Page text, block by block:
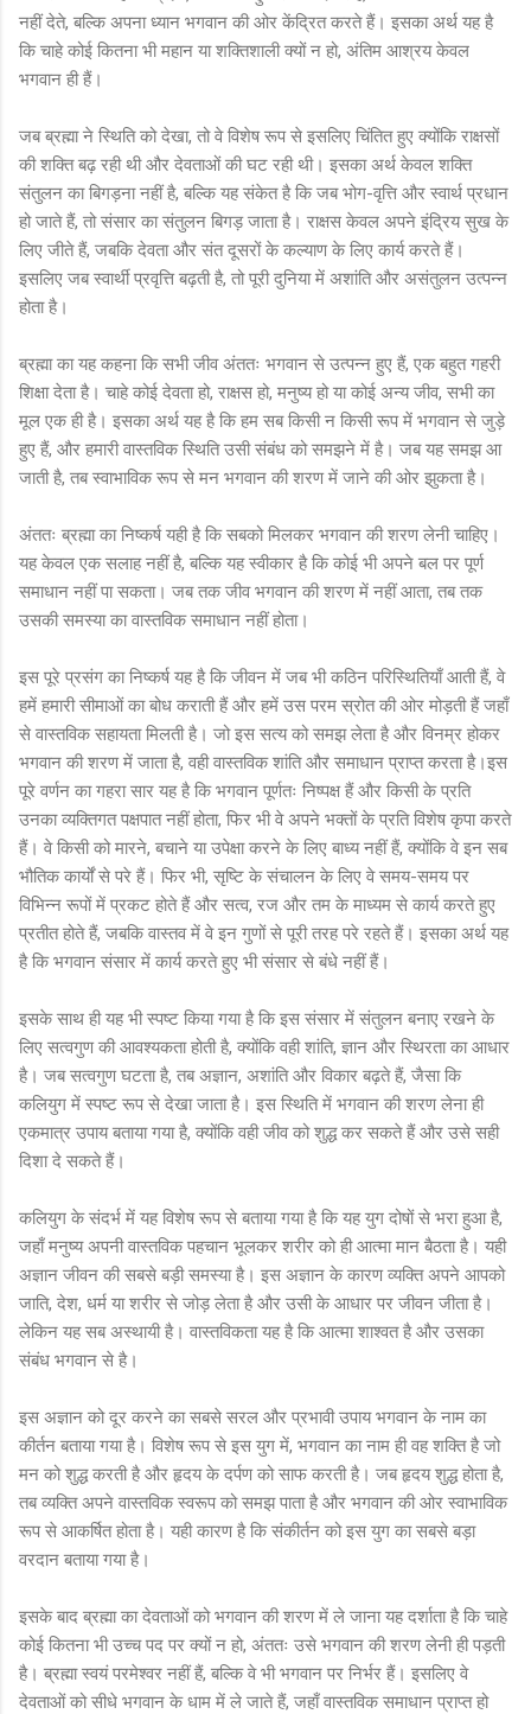
नहीं देते, बल्कि अपना ध्यान भगवान की ओर केंद्रित करते हैं। इसका अर्थ यह है
कि चाहे कोई कितना भी महान या शक्तिशाली क्यों न हो, अंतिम आश्रय केवल
भगवान ही हैं।
जब ब्रह्मा ने स्थिति को देखा, तो वे विशेष रूप से इसलिए चिंतित हुए क्योंकि राक्षसों
की शक्ति बढ़ रही थी और देवताओं की घट रही थी। इसका अर्थ केवल शक्ति
संतुलन का बिगड़ना नहीं है, बल्कि यह संकेत है कि जब भोग-वृत्ति और स्वार्थ प्रधान
हो जाते हैं, तो संसार का संतुलन बिगड़ जाता है। राक्षस केवल अपने इंद्रिय सुख के
लिए जीते हैं, जबकि देवता और संत दूसरों के कल्याण के लिए कार्य करते हैं।
इसलिए जब स्वार्थी प्रवृत्ति बढ़ती है, तो पूरी दुनिया में अशांति और असंतुलन उत्पन्न
होता है।
ब्रह्मा का यह कहना कि सभी जीव अंततः भगवान से उत्पन्न हुए हैं, एक बहुत गहरी
शिक्षा देता है। चाहे कोई देवता हो, राक्षस हो, मनुष्य हो या कोई अन्य जीव, सभी का
मूल एक ही है। इसका अर्थ यह है कि हम सब किसी न किसी रूप में भगवान से जुड़े
हुए हैं, और हमारी वास्तविक स्थिति उसी संबंध को समझने में है। जब यह समझ आ
जाती है, तब स्वाभाविक रूप से मन भगवान की शरण में जाने की ओर झुकता है।
अंततः ब्रह्मा का निष्कर्ष यही है कि सबको मिलकर भगवान की शरण लेनी चाहिए।
यह केवल एक सलाह नहीं है, बल्कि यह स्वीकार है कि कोई भी अपने बल पर पूर्ण
समाधान नहीं पा सकता। जब तक जीव भगवान की शरण में नहीं आता, तब तक
उसकी समस्या का वास्तविक समाधान नहीं होता।
इस पूरे प्रसंग का निष्कर्ष यह है कि जीवन में जब भी कठिन परिस्थितियाँ आती हैं, वे
हमें हमारी सीमाओं का बोध कराती हैं और हमें उस परम स्रोत की ओर मोड़ती हैं जहाँ
से वास्तविक सहायता मिलती है। जो इस सत्य को समझ लेता है और विनम्र होकर
भगवान की शरण में जाता है, वही वास्तविक शांति और समाधान प्राप्त करता है।इस
पूरे वर्णन का गहरा सार यह है कि भगवान पूर्णतः निष्पक्ष हैं और किसी के प्रति
उनका व्यक्तिगत पक्षपात नहीं होता, फिर भी वे अपने भक्तों के प्रति विशेष कृपा करते
हैं। वे किसी को मारने, बचाने या उपेक्षा करने के लिए बाध्य नहीं हैं, क्योंकि वे इन सब
भौतिक कार्यों से परे हैं। फिर भी, सृष्टि के संचालन के लिए वे समय-समय पर
विभिन्न रूपों में प्रकट होते हैं और सत्व, रज और तम के माध्यम से कार्य करते हुए
प्रतीत होते हैं, जबकि वास्तव में वे इन गुणों से पूरी तरह परे रहते हैं। इसका अर्थ यह
है कि भगवान संसार में कार्य करते हुए भी संसार से बंधे नहीं हैं।
इसके साथ ही यह भी स्पष्ट किया गया है कि इस संसार में संतुलन बनाए रखने के
लिए सत्वगुण की आवश्यकता होती है, क्योंकि वही शांति, ज्ञान और स्थिरता का आधार
है। जब सत्वगुण घटता है, तब अज्ञान, अशांति और विकार बढ़ते हैं, जैसा कि
कलियुग में स्पष्ट रूप से देखा जाता है। इस स्थिति में भगवान की शरण लेना ही
एकमात्र उपाय बताया गया है, क्योंकि वही जीव को शुद्ध कर सकते हैं और उसे सही
दिशा दे सकते हैं।
कलियुग के संदर्भ में यह विशेष रूप से बताया गया है कि यह युग दोषों से भरा हुआ है,
जहाँ मनुष्य अपनी वास्तविक पहचान भूलकर शरीर को ही आत्मा मान बैठता है। यही
अज्ञान जीवन की सबसे बड़ी समस्या है। इस अज्ञान के कारण व्यक्ति अपने आपको
जाति, देश, धर्म या शरीर से जोड़ लेता है और उसी के आधार पर जीवन जीता है।
लेकिन यह सब अस्थायी है। वास्तविकता यह है कि आत्मा शाश्वत है और उसका
संबंध भगवान से है।
इस अज्ञान को दूर करने का सबसे सरल और प्रभावी उपाय भगवान के नाम का
कीर्तन बताया गया है। विशेष रूप से इस युग में, भगवान का नाम ही वह शक्ति है जो
मन को शुद्ध करती है और हृदय के दर्पण को साफ करती है। जब हृदय शुद्ध होता है,
तब व्यक्ति अपने वास्तविक स्वरूप को समझ पाता है और भगवान की ओर स्वाभाविक
रूप से आकर्षित होता है। यही कारण है कि संकीर्तन को इस युग का सबसे बड़ा
वरदान बताया गया है।
इसके बाद ब्रह्मा का देवताओं को भगवान की शरण में ले जाना यह दर्शाता है कि चाहे
कोई कितना भी उच्च पद पर क्यों न हो, अंततः उसे भगवान की शरण लेनी ही पड़ती
है। ब्रह्मा स्वयं परमेश्वर नहीं हैं, बल्कि वे भी भगवान पर निर्भर हैं। इसलिए वे
देवताओं को सीधे भगवान के धाम में ले जाते हैं, जहाँ वास्तविक समाधान प्राप्त हो